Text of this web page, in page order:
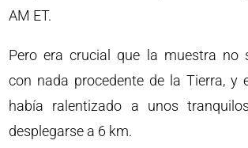
AM ET.
Pero era crucial que la muestra no
con nada procedente de la Tierra, y
había ralentizado a unos
desplegarse a 6 km.